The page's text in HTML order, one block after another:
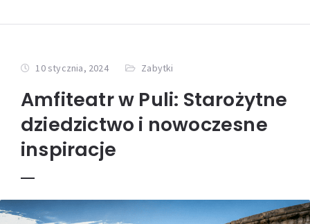
10 stycznia, 2024 Zabytki
Amfiteatr w Puli: Starożytne
dziedzictwo i nowoczesne
inspiracje